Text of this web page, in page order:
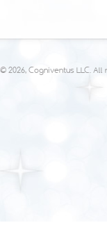
© 2026, Cogniventus LLC.